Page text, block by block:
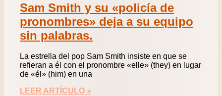
Sam Smith y su «policía de
pronombres» deja a su equipo
sin palabras.
La estrella del pop Sam Smith insiste en que se
refieran a él con el pronombre «elle» (they) en lugar
de «él» (him) en una
LEER ARTÍCULO »